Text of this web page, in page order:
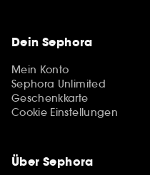
Dein Sephora
Mein Konto
Sephora Unlimited
Geschenkkarte
Cookie Einstellungen
Über Sephora